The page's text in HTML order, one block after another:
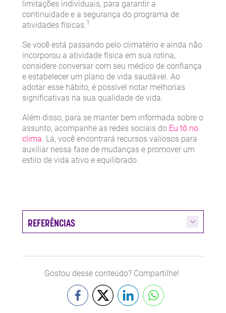
limitações individuais, para garantir a
continuidade e a segurança do programa de
atividades físicas.1
Se você está passando pelo climatério e ainda não
incorporou a atividade física em sua rotina,
considere conversar com seu médico de confiança
e estabelecer um plano de vida saudável. Ao
adotar esse hábito, é possível notar melhorias
significativas na sua qualidade de vida.
Além disso, para se manter bem informada sobre o
assunto, acompanhe as redes sociais do Eu tô no
clima . Lá, você encontrará recursos valiosos para
auxiliar nessa fase de mudanças e promover um
estilo de vida ativo e equilibrado.
REFERÊNCIAS
Gostou desse conteúdo? Compartilhe!